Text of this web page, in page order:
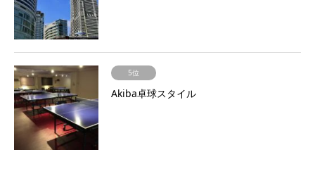
5位
Akiba卓球スタイル